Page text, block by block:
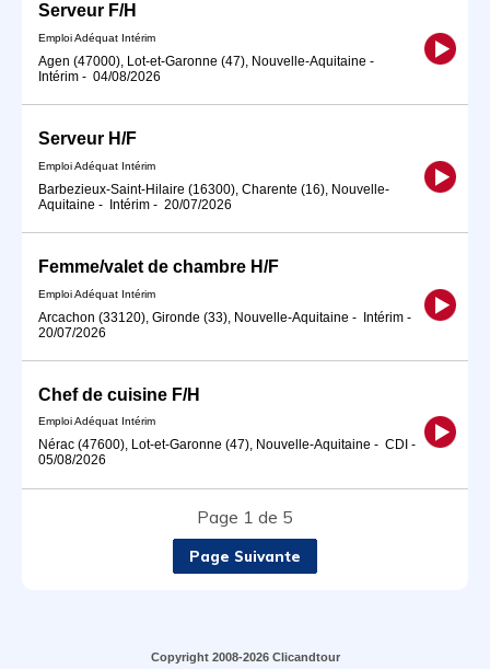
Serveur F/H
Emploi Adéquat Intérim
Agen (47000), Lot-et-Garonne (47), Nouvelle-Aquitaine -
Intérim - 04/08/2026
Serveur H/F
Emploi Adéquat Intérim
Barbezieux-Saint-Hilaire (16300), Charente (16), Nouvelle-
Aquitaine - Intérim - 20/07/2026
Femme/valet de chambre H/F
Emploi Adéquat Intérim
Arcachon (33120), Gironde (33), Nouvelle-Aquitaine - Intérim -
20/07/2026
Chef de cuisine F/H
Emploi Adéquat Intérim
Nérac (47600), Lot-et-Garonne (47), Nouvelle-Aquitaine - CDI -
05/08/2026
Page 1 de 5
Page Suivante
Copyright 2008-2026 Clicandtour